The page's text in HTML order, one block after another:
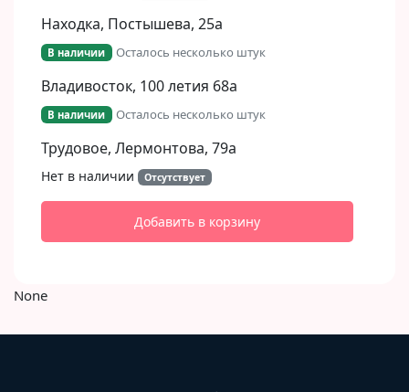
Находка, Постышева, 25а
В наличии Осталось несколько штук
Владивосток, 100 летия 68а
В наличии Осталось несколько штук
Трудовое, Лермонтова, 79а
Нет в наличии Отсутствует
Добавить в корзину
None